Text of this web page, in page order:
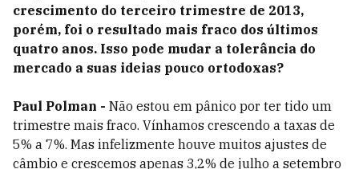
crescimento do terceiro trimestre de 2013,
porém, foi o resultado mais fraco dos últimos
quatro anos. Isso pode mudar a tolerância do
mercado a suas ideias pouco ortodoxas?
Paul Polman - Não estou em pânico por ter tido um
trimestre mais fraco. Vínhamos crescendo a taxas de
5% a 7%. Mas infelizmente houve muitos ajustes de
câmbio e crescemos apenas 3,2% de julho a setembro